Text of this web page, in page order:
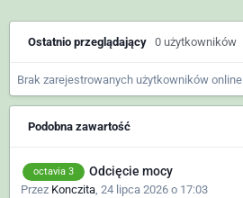
Ostatnio przeglądający 0 użytkowników
Brak zarejestrowanych użytkowników online
Podobna zawartość
octavia 3 Odcięcie mocy
Przez Konczita, 24 lipca 2026 o 17:03